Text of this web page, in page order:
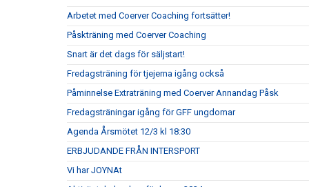
Arbetet med Coerver Coaching fortsätter!
Påskträning med Coerver Coaching
Snart är det dags för säljstart!
Fredagsträning för tjejerna igång också
Påminnelse Extraträning med Coerver Annandag Påsk
Fredagsträningar igång för GFF ungdomar
Agenda Årsmötet 12/3 kl 18:30
ERBJUDANDE FRÅN INTERSPORT
Vi har JOYNAt